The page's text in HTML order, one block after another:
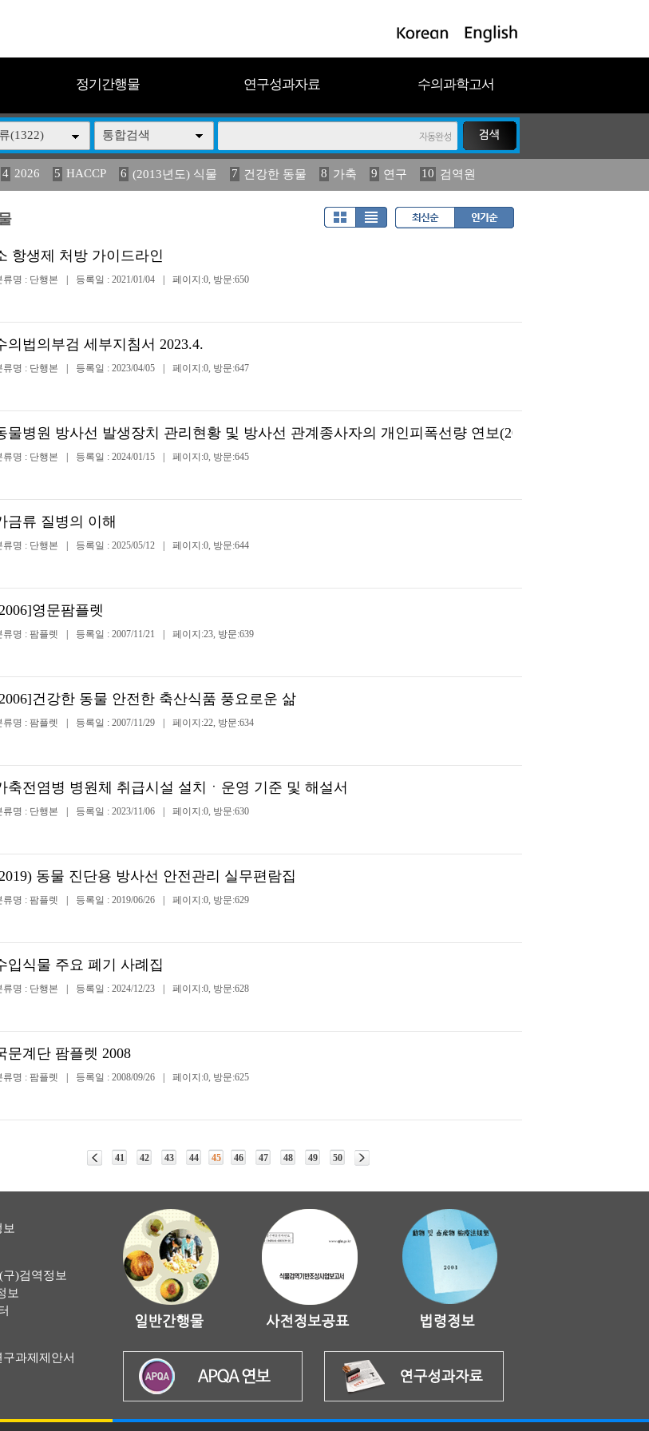
정기간행물 연구성과자료 수의과학고서
(1322) 통합검색
4 2026 5 HACCP 6 (2013년도) 식물 7 건강한 동물 8 가축 9 연구 10 검역원
년도) 식 14 媛 異 15 구제역 16 관리 17 연보 18 농림수산 19 2023
항생제 처방 가이드라인
류명 : 단행본 등록일 : 2021/01/04 페이지:0, 방문:650
의법의부검 세부지침서 2023.4.
류명 : 단행본 등록일 : 2023/04/05 페이지:0, 방문:647
물병원 방사선 발생장치 관리현황 및 방사선 관계종사자의 개인피폭선량 연보(2022)
류명 : 단행본 등록일 : 2024/01/15 페이지:0, 방문:645
금류 질병의 이해
류명 : 단행본 등록일 : 2025/05/12 페이지:0, 방문:644
영문팜플렛
류명 : 팜플렛 등록일 : 2007/11/21 페이지:23, 방문:639
건강한 동물 안전한 축산식품 풍요로운 삶
류명 : 팜플렛 등록일 : 2007/11/29 페이지:22, 방문:634
축전염병 병원체 취급시설 설치ㆍ운영 기준 및 해설서
류명 : 단행본 등록일 : 2023/11/06 페이지:0, 방문:630
동물 진단용 방사선 안전관리 실무편람집
류명 : 팜플렛 등록일 : 2019/06/26 페이지:0, 방문:629
입식물 주요 폐기 사례집
류명 : 단행본 등록일 : 2024/12/23 페이지:0, 방문:628
문계단 팜플렛 2008
류명 : 팜플렛 등록일 : 2008/09/26 페이지:0, 방문:625
41 42 43 44 45 46 47 48 49 50
보
(구)검역정보
보
구과제제안서